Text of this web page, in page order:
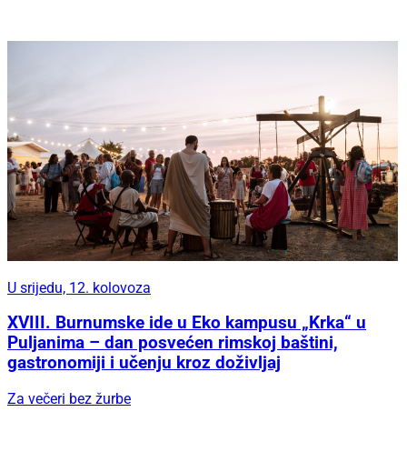
U srijedu, 12. kolovoza
XVIII. Burnumske ide u Eko kampusu „Krka“ u
Puljanima – dan posvećen rimskoj baštini,
gastronomiji i učenju kroz doživljaj
Za večeri bez žurbe